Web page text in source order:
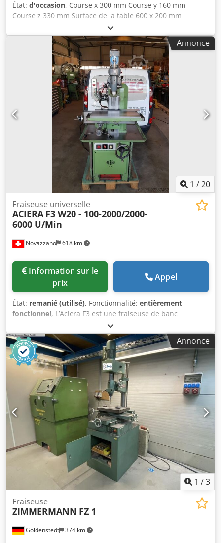
État: d'occasion, Course x 300 mm Course y 160 mm
Course z 330 mm Surface de la table 600 x 200 mm
Dwjdpfx Agjy Sbkbjpoa Charge admise sur la table 200 kg
Vitesse de broche 40–2 000 tr/min Cône de broche SK40
Dimensions 1200 x 1160 x 1800 mm Poids de la machine
env. 800 kg Accessoires/Équipement : - Heidenhain Aktiv
TNC 113 - Avance automatique sur axes X et Z - Avance
réglable en continu
Annonce
1 /20
Novazzano 618 km
Fraiseuse universelle
ACIERA F3 W20 - 100-2000/2000-
6000 U/Min
prix
Appel
État: remanié (utilisé), Fonctionnalité: entièrement
fonctionnel, L’Aciera F3 est une fraiseuse de banc
compacte et de précision, appréciée pour sa construction
robuste et la qualité de finition de ses pièces. Très utilisée
dans les ateliers d’outillage et les ateliers de prototypage,
elle offre un contrôle précis pour l’usinage de pièces de
petite et moyenne taille. Dwedpeznh Ehefx Agpoa
Annonce
1 /3
Goldenstedt 374 km
Fraiseuse
ZIMMERMANN FZ 1